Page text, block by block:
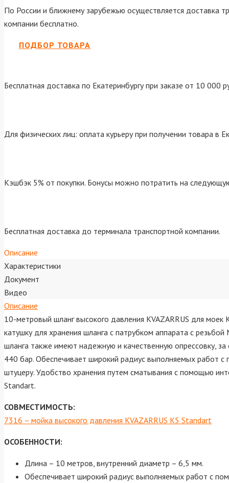
По России и ближнему зарубежью осуществляется доставка
компании бесплатно.
ПОДБОР ТОВАРА
Бесплатная доставка по Екатеринбургу при заказе от 10 000
Для физических лиц: оплата курьеру при получении товара в
Кэшбэк 5% от покупки. Бонусы можно потратить на
Бесплатная доставка до терминала транспортной компании.
Описание
Характеристики
Документ
Видео
Описание
10-метровый шланг высокого давления KVAZARRUS для
катушку для хранения шланга с патрубком аппарата c
шланга также имеют надежную и качественную опрессовку,
440 бар. Обеспечивает широкий радиус выполняемых работ
штуцеру. Удобство хранения путем сматывания с помощью
Standart.
СОВМЕСТИМОСТЬ:
7316 – мойка высокого давления KVAZARRUS K5 Standart
ОСОБЕННОСТИ:
Длина – 10 метров, внутренний диаметр – 6,5 мм.
Обеспечивает широкий радиус выполняемых работ с